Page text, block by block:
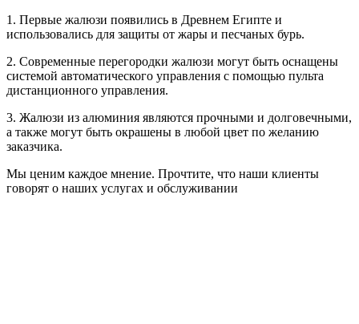
1. Первые жалюзи появились в Древнем Египте и
использовались для защиты от жары и песчаных бурь.
2. Современные перегородки жалюзи могут быть оснащены
системой автоматического управления с помощью пульта
дистанционного управления.
3. Жалюзи из алюминия являются прочными и долговечными,
а также могут быть окрашены в любой цвет по желанию
заказчика.
Мы ценим каждое мнение. Прочтите, что наши клиенты
говорят о наших услугах и обслуживании